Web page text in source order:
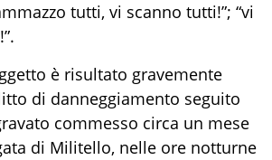
tutti, vi scanno tutti!”; “vi
!”.
è risultato gravemente
di danneggiamento seguito
commesso circa un mese
di Militello, nelle ore notturne